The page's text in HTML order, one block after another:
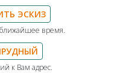
ЭСКИЗ
время.
к Вам адрес.